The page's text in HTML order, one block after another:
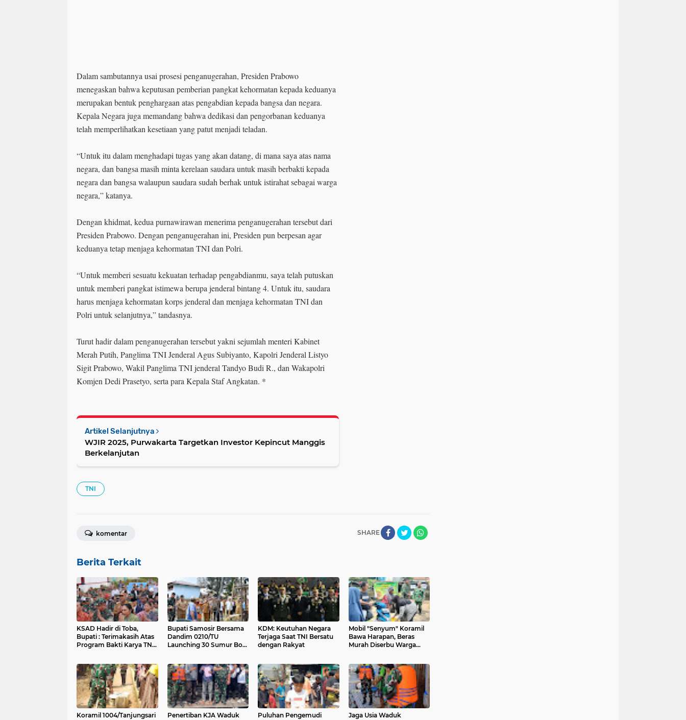
Dalam sambutannya usai prosesi penganugerahan, Presiden Prabowo
menegaskan bahwa keputusan pemberian pangkat kehormatan kepada keduanya
merupakan bentuk penghargaan atas pengabdian kepada bangsa dan negara.
Kepala Negara juga memandang bahwa dedikasi dan pengorbanan keduanya
telah memperlihatkan kesetiaan yang patut menjadi teladan.
“Untuk itu dalam menghadapi tugas yang akan datang, di mana saya atas nama
negara, dan bangsa masih minta kerelaan saudara untuk masih berbakti kepada
negara dan bangsa walaupun saudara sudah berhak untuk istirahat sebagai warga
negara,” katanya.
Dengan khidmat, kedua purnawirawan menerima penganugerahan tersebut dari
Presiden Prabowo. Dengan penganugerahan ini, Presiden pun berpesan agar
keduanya tetap menjaga kehormatan TNI dan Polri.
“Untuk memberi sesuatu kekuatan terhadap pengabdianmu, saya telah putuskan
untuk memberi pangkat istimewa berupa jenderal bintang 4. Untuk itu, saudara
harus menjaga kehormatan korps jenderal dan menjaga kehormatan TNI dan
Polri untuk selanjutnya,” tandasnya.
Turut hadir dalam penganugerahan tersebut yakni sejumlah menteri Kabinet
Merah Putih, Panglima TNI Jenderal Agus Subiyanto, Kapolri Jenderal Listyo
Sigit Prabowo, Wakil Panglima TNI jenderal Tandyo Budi R., dan Wakapolri
Komjen Dedi Prasetyo, serta para Kepala Staf Angkatan. *
Artikel Selanjutnya
WJIR 2025, Purwakarta Targetkan Investor Kepincut Manggis
Berkelanjutan
TNI
SHARE
komentar
Berita Terkait
KSAD Hadir di Toba,
Bupati : Terimakasih Atas
Program Bakti Karya TNI
Bupati Samosir Bersama
Dandim 0210/TU
Launching 30 Sumur Bor
KDM: Keutuhan Negara
Terjaga Saat TNI Bersatu
dengan Rakyat
Mobil "Senyum" Koramil
Bawa Harapan, Beras
Murah Diserbu Warga
Koramil 1004/Tanjungsari
Penertiban KJA Waduk
Puluhan Pengemudi
Jaga Usia Waduk